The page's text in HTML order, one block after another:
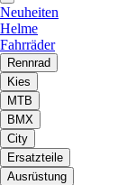
Neuheiten
Helme
Fahrräder
Rennrad
Kies
MTB
BMX
City
Ersatzteile
Ausrüstung